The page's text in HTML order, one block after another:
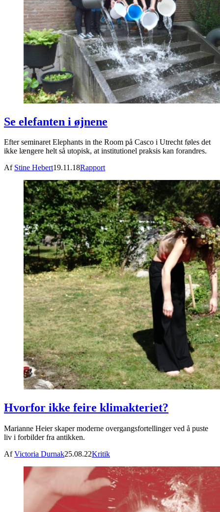
Se elefanten i øjnene
Efter seminaret Elephants in the Room på Casco i Utrecht føles det
ikke længere helt så utopisk, at institutionel praksis kan forandres.
Af Stine Hebert19.11.18Rapport
Hvorfor ikke feire klimakteriet?
Marianne Heier skaper moderne overgangsfortellinger ved å puste
liv i forbilder fra antikken.
AfVictoria Durnak25.08.22Kritik